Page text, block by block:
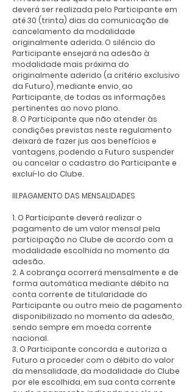
deverá ser realizada pelo Participante em
até 30 (trinta) dias da comunicação de
cancelamento da modalidade
originalmente aderida. O silêncio do
Participante ensejará na adesão à
modalidade mais próxima do
originalmente aderido (a critério exclusivo
da Futuro), mediante envio, ao
Participante, de todas as informações
pertinentes ao novo plano.
8. O Participante que não atender às
condições previstas neste regulamento
deixará de fazer jus aos benefícios e
vantagens, podendo a Futuro suspender
ou cancelar o cadastro do Participante e
excluí-lo do Clube.
III.PAGAMENTO DAS MENSALIDADES
1. O Participante deverá realizar o
pagamento de um valor mensal pela
participação no Clube de acordo com a
modalidade escolhida no momento da
adesão.
2. A cobrança ocorrerá mensalmente e de
forma automática mediante débito na
conta corrente de titularidade do
Participante ou outro meio de pagamento
disponibilizado no momento da adesão,
sendo sempre em moeda corrente
nacional.
3. O Participante concorda e autoriza a
Futuro a proceder com o débito do valor
da mensalidade, da modalidade do Clube
por ele escolhida, em sua conta corrente